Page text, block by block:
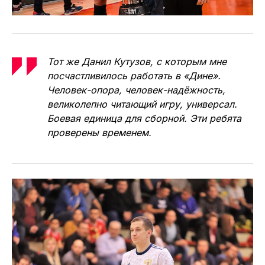
Тот же Данил Кутузов, с которым мне
посчастливилось работать в «Дине».
Человек-опора, человек-надёжность,
великолепно читающий игру, универсал.
Боевая единица для сборной. Эти ребята
проверены временем.